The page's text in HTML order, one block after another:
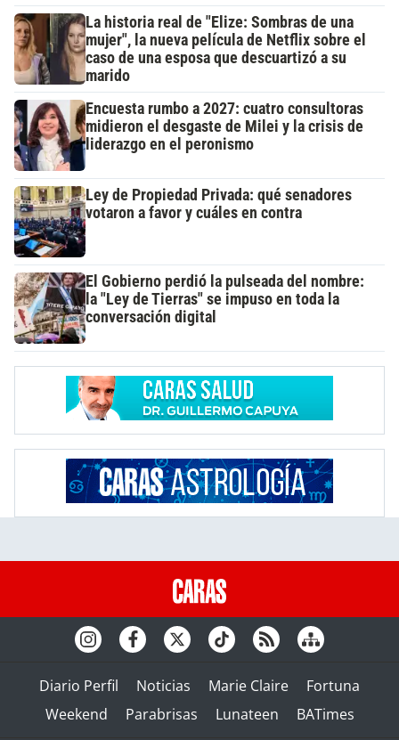
La historia real de "Elize: Sombras de una
mujer", la nueva película de Netflix sobre el
caso de una esposa que descuartizó a su
marido
Encuesta rumbo a 2027: cuatro consultoras
midieron el desgaste de Milei y la crisis de
liderazgo en el peronismo
Ley de Propiedad Privada: qué senadores
votaron a favor y cuáles en contra
El Gobierno perdió la pulseada del nombre:
la "Ley de Tierras" se impuso en toda la
conversación digital
Diario Perfil Noticias Marie Claire
Fortuna
Weekend
Parabrisas Lunateen BATimes